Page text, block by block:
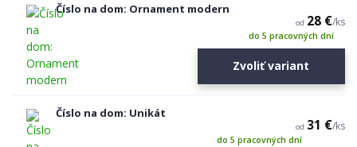
Číslo na dom: Ornament modern
od 28 €/ks
do 5 pracovných dní
Zvoliť variant
Číslo na dom: Unikát
od 31 €/ks
do 5 pracovných dní